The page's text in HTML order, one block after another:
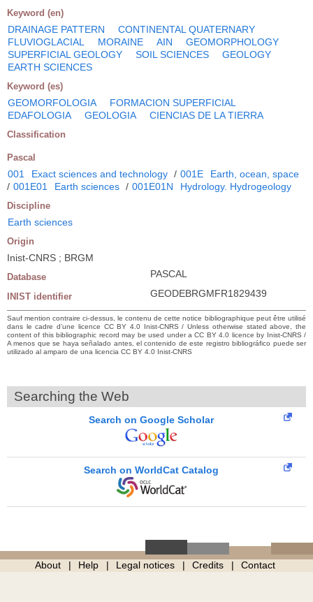
Keyword (en)
DRAINAGE PATTERN
CONTINENTAL QUATERNARY
FLUVIOGLACIAL
MORAINE AIN
GEOMORPHOLOGY
SUPERFICIAL GEOLOGY
SOIL SCIENCES
GEOLOGY
EARTH SCIENCES
Keyword (es)
GEOMORFOLOGIA
FORMACION SUPERFICIAL
EDAFOLOGIA
GEOLOGIA CIENCIAS DE LA TIERRA
Classification
Pascal
001 Exact sciences and technology / 001E
Earth, ocean, space
/ 001E01 Earth sciences / 001E01N Hydrology. Hydrogeology
Discipline
Earth sciences
Origin
Inist-CNRS ; BRGM
Database PASCAL
INIST identifier GEODEBRGMFR1829439
Sauf mention contraire ci-dessus, le contenu de cette notice bibliographique peut être utilisé
dans le cadre d’une licence CC BY 4.0 Inist-CNRS / Unless otherwise stated above, the
content of this bibliographic record may be used under a CC BY 4.0 licence by Inist-CNRS /
A menos que se haya señalado antes, el contenido de este registro bibliográfico puede ser
utilizado al amparo de una licencia CC BY 4.0 Inist-CNRS
Searching the Web
Search on Google Scholar
Search on WorldCat Catalog
About Help Legal notices Credits Contact